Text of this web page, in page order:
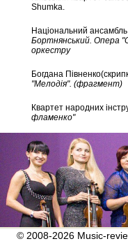
Shumka.
Національний ансамбль
Бортнянський. Опера
оркестру
Богдана
"Мелодія". (фрагмент)
Квартет народних
фламенко"
© 2008-2026 Music-